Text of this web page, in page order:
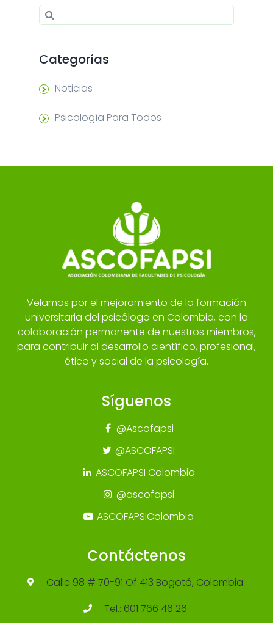
Search for:
Categorías
Noticias
Psicología Para Todos
Velamos por el mejoramiento de la formación
universitaria del psicólogo en Colombia, con la
colaboración permanente de nuestros miembros,
para contribuir al desarrollo científico, profesional,
ético y social de la psicología.
Síguenos
@Ascofapsi
@ASCOFAPSI
ASCOFAPSI Colombia
@ascofapsi
ASCOFAPSIColombia
Contáctenos
Calle 98 # 70-91 Of 413 Bogotá, Colombia
Tel.: 601 766 46 26